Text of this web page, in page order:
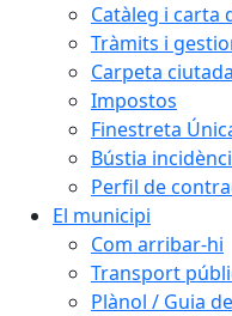
Catàleg i carta
Tràmits i
Carpeta
Impostos
Finestreta
Bústia
Perfil de
El municipi
Com arribar-hi
Transport
Plànol / Guia